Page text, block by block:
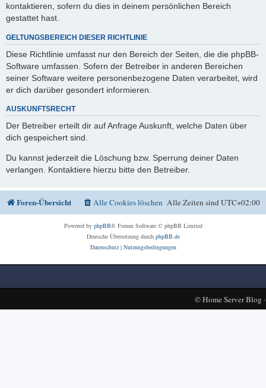
kontaktieren, sofern du dies in deinem persönlichen Bereich
gestattet hast.
GELTUNGSBEREICH DIESER RICHTLINIE
Diese Richtlinie umfasst nur den Bereich der Seiten, die die phpBB-
Software umfassen. Sofern der Betreiber in anderen Bereichen
seiner Software weitere personenbezogene Daten verarbeitet, wird
er dich darüber gesondert informieren.
AUSKUNFTSRECHT
Der Betreiber erteilt dir auf Anfrage Auskunft, welche Daten über
dich gespeichert sind.
Du kannst jederzeit die Löschung bzw. Sperrung deiner Daten
verlangen. Kontaktiere hierzu bitte den Betreiber.
Foren-Übersicht Alle Zeiten sindUTC+02:00
Alle Cookies löschen
Powered by phpBB® Forum Software © phpBB Limited
Deutsche Übersetzung durch phpBB.de
Datenschutz| Nutzungsbedingungen
©Home Server Blog